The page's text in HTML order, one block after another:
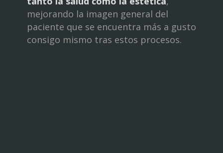
mejorando la imagen general del
paciente que se encuentra más a gusto
consigo mismo tras estos procesos.